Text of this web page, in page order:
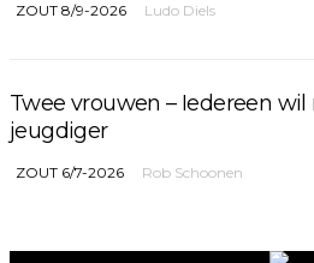
ZOUT 8/9-2026 Ludo Diels
Twee vrouwen – Iedereen wil
jeugdiger
ZOUT 6/7-2026 Rob Schoonen